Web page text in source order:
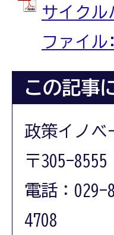
サイクル
ファイ
この記事
政策イノ
〒305-
電話：
4708